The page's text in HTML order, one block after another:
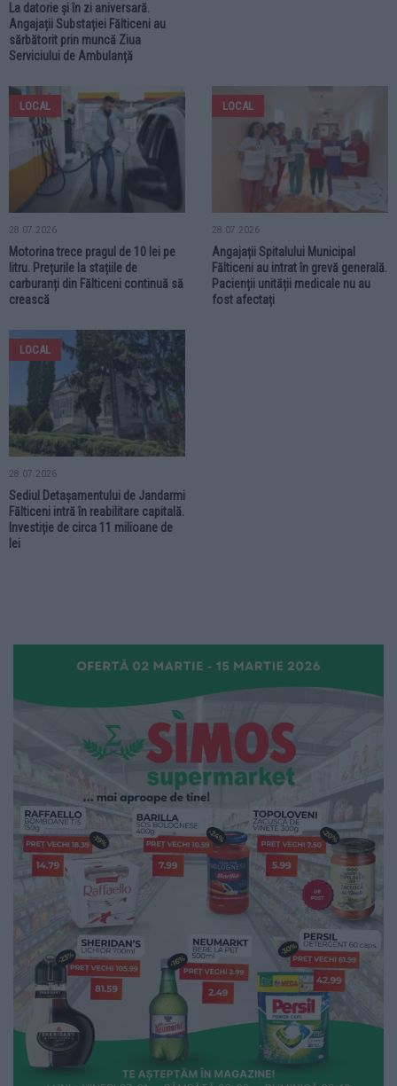
La datorie și în zi aniversară.
Angajații Substației Fălticeni au
sărbătorit prin muncă Ziua
Serviciului de Ambulanță
LOCAL
28.07.2026
Motorina trece pragul de 10 lei pe
litru. Prețurile la stațiile de
carburanți din Fălticeni continuă să
crească
LOCAL
28.07.2026
Angajații Spitalului Municipal
Fălticeni au intrat în grevă generală.
Pacienții unității medicale nu au
fost afectați
LOCAL
28.07.2026
Sediul Detașamentului de Jandarmi
Fălticeni intră în reabilitare capitală.
Investiție de circa 11 milioane de
lei